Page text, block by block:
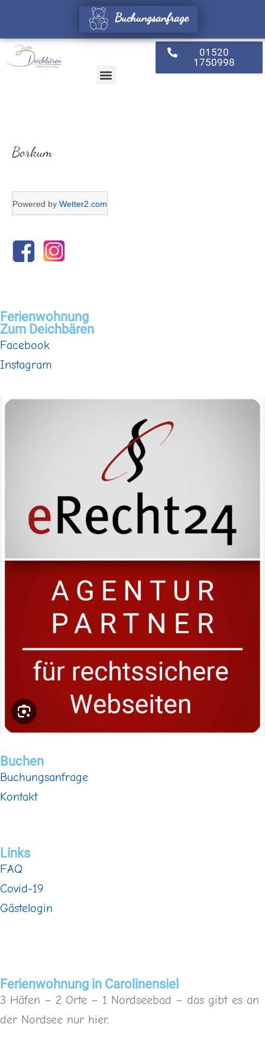
springen
Buchungsanfrage
01520
1750998
Borkum
Powered by Wetter2.com
Ferienwohnung
Zum Deichbären
Facebook
Instagram
Buchen
Buchungsanfrage
Kontakt
Links
FAQ
Covid-19
Gästelogin
Ferienwohnung in Carolinensiel
3 Häfen – 2 Orte – 1 Nordseebad – das gibt es an
der Nordsee nur hier.